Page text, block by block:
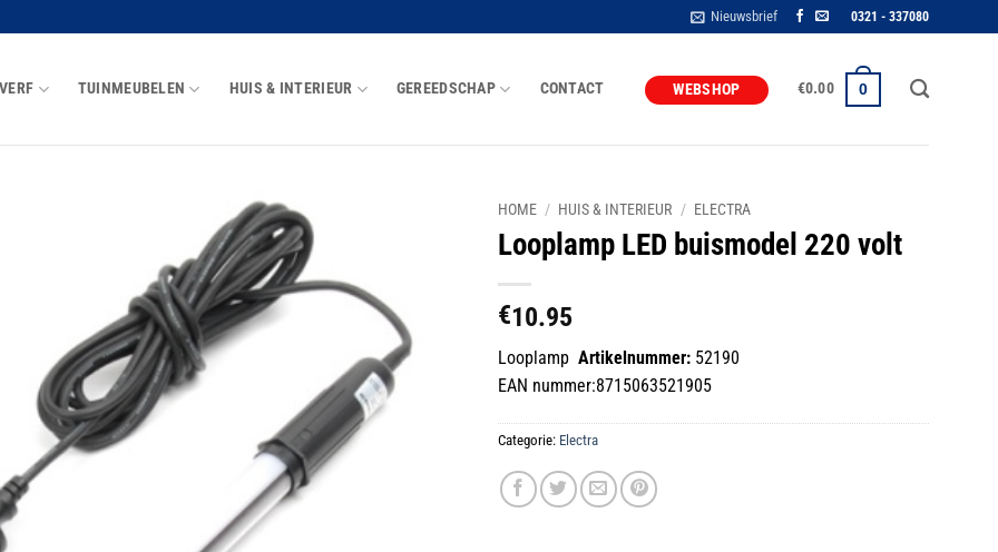
Nieuwsbrief 0321 - 337080
VERF TUINMEUBELEN HUIS & INTERIEUR GEREEDSCHAP CONTACT WEBSHOP €0.00 0
wenslijst
HOME / HUIS & INTERIEUR / ELECTRA
Looplamp LED buismodel 220 volt
€10.95
LooplampArtikelnummer: 52190
EAN nummer:8715063521905
Categorie: Electra